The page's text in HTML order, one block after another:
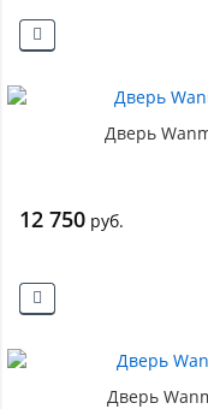
Дверь
12 750 руб.
Дверь